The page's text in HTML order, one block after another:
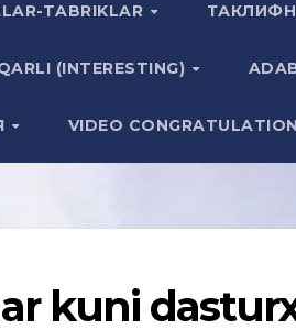
TABRIKLAR
(INTERESTING)
VIDEO
kuni